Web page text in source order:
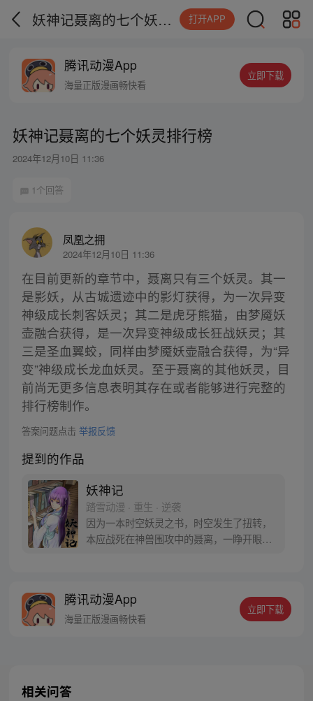
妖神记聂离的七个妖灵排行榜 打开APP
腾讯动漫App
海量正版漫画畅快看
立即下载
妖神记聂离的七个妖灵排行榜
2024年12月10日 11:36
1个回答
凤凰之拥
2024年12月10日 11:36
在目前更新的章节中，聂离只有三个妖灵。其一
是影妖，从古城遗迹中的影灯获得，为一次异变
神级成长刺客妖灵；其二是虎牙熊猫，由梦魇妖
壶融合获得，是一次异变神级成长狂战妖灵；其
三是圣血翼蛟，同样由梦魇妖壶融合获得，为“异
变”神级成长龙血妖灵。至于聂离的其他妖灵，目
前尚无更多信息表明其存在或者能够进行完整的
排行榜制作。
答案问题点击 举报反馈
提到的作品
妖神记
踏雪动漫 · 重生 · 逆袭
因为一本时空妖灵之书，时空发生了扭转，
本应战死在神兽围攻中的聂离，一睁开眼已
腾讯动漫App
海量正版漫画畅快看
立即下载
相关问答